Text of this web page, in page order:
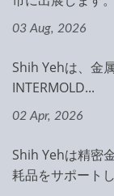
03 Aug, 2026
Shih Yehは、金
INTERMOLD...
02 Apr, 2026
Shih Yehは精密
耗品をサポートし